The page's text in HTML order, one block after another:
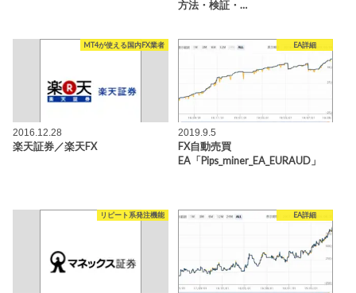
方法・検証・…
MT4が使える国内FX業者
2016.12.28
楽天証券／楽天FX
EA詳細
2019.9.5
FX自動売買
EA「Pips_miner_EA_EURAUD」
リピート系発注機能 EA詳細